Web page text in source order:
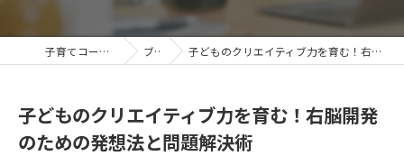
子育てコーチングならYTC ブログ 子どものクリエイティブ力を育む！右脳開発のための発想法と問題解決術
子どものクリエイティブ力を育む！右脳開発
のための発想法と問題解決術